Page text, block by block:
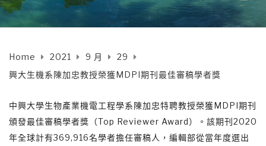
Home 2021 9 月
29
興大生機系陳加忠教授榮獲MDPI期刊最佳審稿學者獎
中興大學生物產業機電工程學系陳加忠特聘教授榮獲MDPI期刊
頒發最佳審稿學者獎（Top Reviewer Award）。該期刊2020
年全球計有369,916名學者擔任審稿人，編輯部從當年度選出